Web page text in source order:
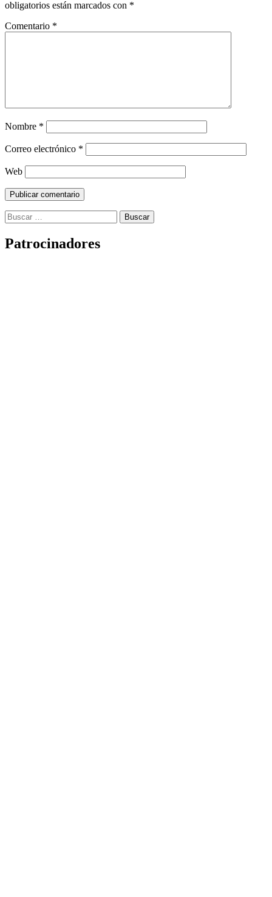
obligatorios están marcados con *
Comentario *
Nombre *
Correo electrónico *
Web
Buscar:
Patrocinadores